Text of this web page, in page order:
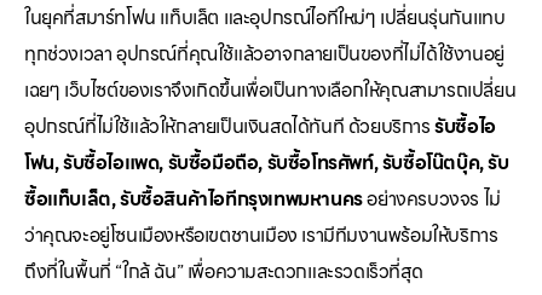
ในยุคที่สมาร์ทโฟน แท็บเล็ต และอุปกรณ์ไอทีใหม่ๆ เปลี่ยนรุ่นกันแทบ
ทุกช่วงเวลา อุปกรณ์ที่คุณใช้แล้วอาจกลายเป็นของที่ไม่ได้ใช้งานอยู่
เฉยๆ เว็บไซต์ของเราจึงเกิดขึ้นเพื่อเป็นทางเลือกให้คุณสามารถเปลี่ยน
อุปกรณ์ที่ไม่ใช้แล้วให้กลายเป็นเงินสดได้ทันที ด้วยบริการรับซื้อไอ
โฟน, รับซื้อไอแพด, รับซื้อมือถือ, รับซื้อโทรศัพท์, รับซื้อโน๊ตบุ๊ค, รับ
ซื้อแท็บเล็ต, รับซื้อสินค้าไอทีกรุงเทพมหานครอย่างครบวงจร ไม่
ว่าคุณจะอยู่โซนเมืองหรือเขตชานเมือง เรามีทีมงานพร้อมให้บริการ
ถึงที่ในพื้นที่ “ใกล้ ฉัน” เพื่อความสะดวกและรวดเร็วที่สุด